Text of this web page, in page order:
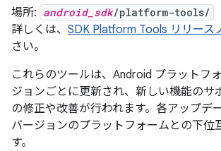
場所: android_sdk/platform-tools/
詳しくは、 SDK Platform Tools リリース
さい。
これらのツールは、Android プラットフ
ジョンごとに更新され、新しい機能のサ
の修正や改善が行われます。各アップデ
バージョンのプラットフォームとの下位
す。